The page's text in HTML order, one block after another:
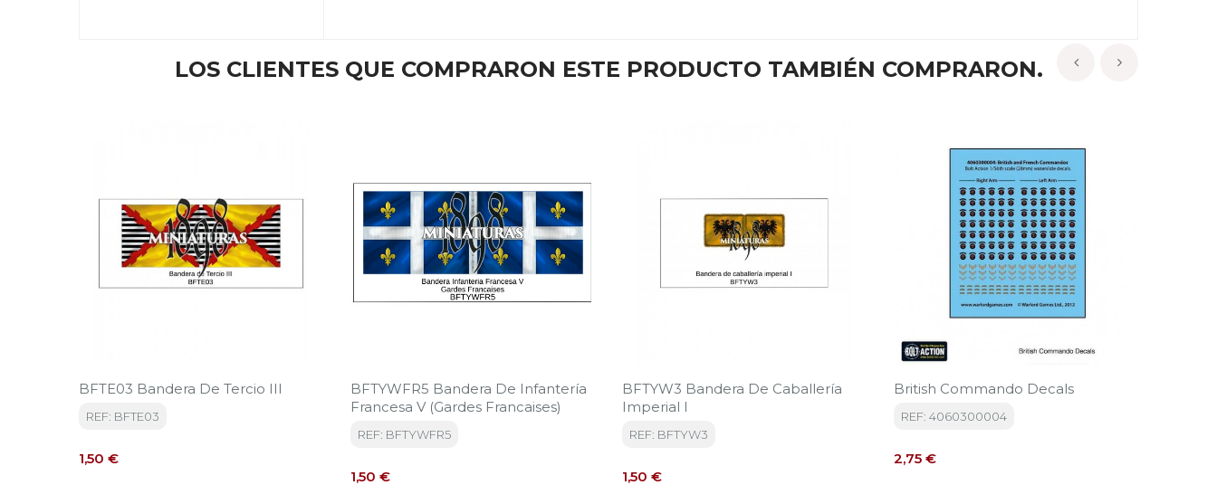
LOS CLIENTES QUE COMPRARON ESTE PRODUCTO TAMBIÉN COMPRARON.
BFTE03 Bandera De Tercio III
REF: BFTE03
Precio
1,50 €
BFTYWFR5 Bandera De Infantería
Francesa V (Gardes Francaises)
REF: BFTYWFR5
Precio
1,50 €
BFTYW3 Bandera De Caballería
Imperial I
REF: BFTYW3
Precio
1,50 €
British Commando Decals
REF: 4060300004
Precio
2,75 €